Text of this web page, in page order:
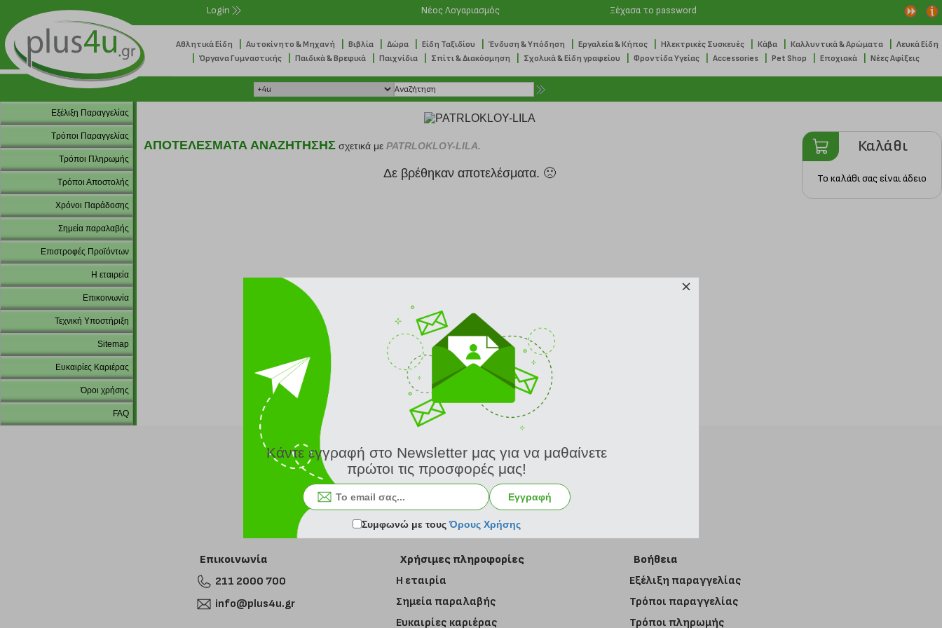
Login Νέος Λογαριασμός Ξέχασα το password
Αθλητικά Είδη Αυτοκίνητο & Μηχανή Βιβλία Δώρα Είδη Ταξιδίου Ένδυση & Υπόδηση Εργαλεία & Κήπος Ηλεκτρικές Συσκευές Κάβα Καλλυντικά & Αρώματα Λευκά Είδη
Όργανα Γυμναστικής Παιδικά & Βρεφικά Παιχνίδια Σπίτι & Διακόσμηση Σχολικά & Είδη γραφείου Φροντίδα Υγείας Accessories Pet Shop Εποχιακά Νέες Αφίξεις
Εξέλιξη Παραγγελίας
Τρόποι Παραγγελίας
Τρόποι Πληρωμής
Τρόποι Αποστολής
Χρόνοι Παράδοσης
Σημεία παραλαβής
Επιστροφές Προϊόντων
Η εταιρεία
Επικοινωνία
Τεχνική Υποστήριξη
Sitemap
Ευκαιρίες Καριέρας
Όροι χρήσης
FAQ
ΑΠΟΤΕΛΕΣΜΑΤΑ ΑΝΑΖΗΤΗΣΗΣ σχετικά με PATRLOKLOY-LILA.
Δε βρέθηκαν αποτελέσματα. 🙁
Καλάθι
Το καλάθι σας είναι άδειο
Εγγραφή στο newsletter
Επικοινωνία
211 2000 700
info@plus4u.gr
Χρήσιμες πληροφορίες
Η εταιρία
Σημεία παραλαβής
Ευκαιρίες καριέρας
Βοήθεια
Εξέλιξη παραγγελίας
Τρόποι παραγγελίας
Τρόποι πληρωμής
Κάντε εγγραφή στο Newsletter μας για να μαθαίνετε
πρώτοι τις προσφορές μας!
Εγγραφή
Συμφωνώ με τουςΌρους Χρήσης